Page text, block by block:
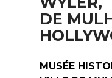
DE
MUSÉE